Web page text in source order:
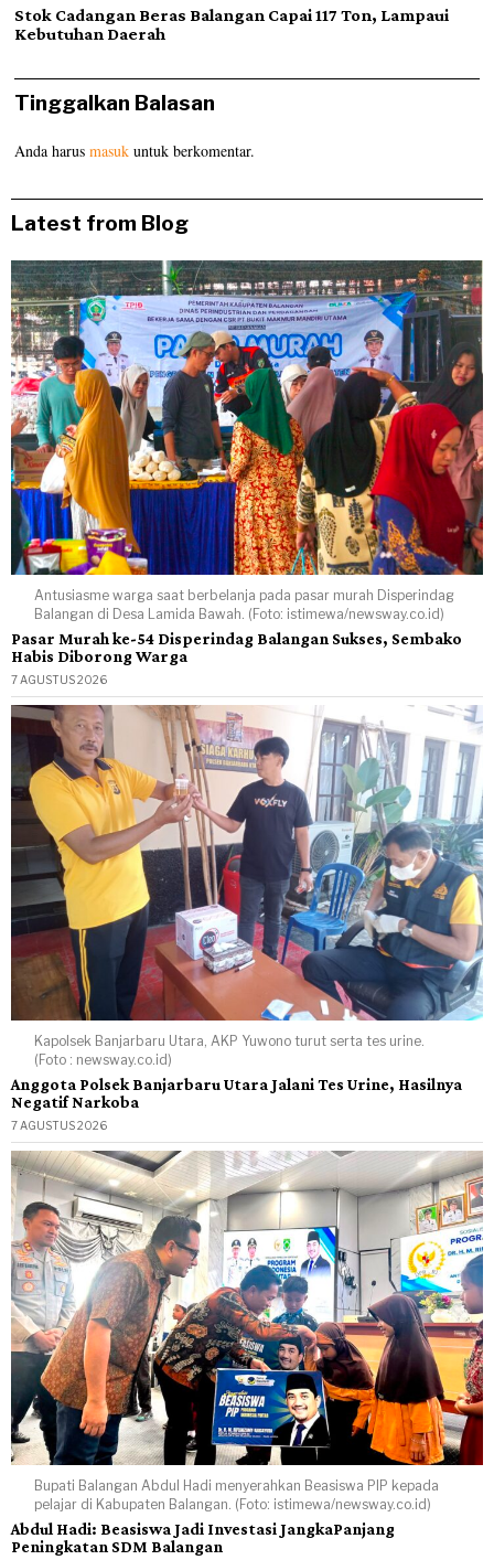
Stok Cadangan Beras Balangan Capai 117 Ton, Lampaui
Kebutuhan Daerah
Tinggalkan Balasan
Anda harusmasuk untuk berkomentar.
Latest from Blog
Antusiasme warga saat berbelanja pada pasar murah Disperindag
Balangan di Desa Lamida Bawah. (Foto: istimewa/newsway.co.id)
Pasar Murah ke-54 Disperindag Balangan Sukses, Sembako
Habis Diborong Warga
7 AGUSTUS 2026
Kapolsek Banjarbaru Utara, AKP Yuwono turut serta tes urine.
(Foto : newsway.co.id)
Anggota Polsek Banjarbaru Utara Jalani Tes Urine, Hasilnya
Negatif Narkoba
7 AGUSTUS 2026
Bupati Balangan Abdul Hadi menyerahkan Beasiswa PIP kepada
pelajar di Kabupaten Balangan. (Foto: istimewa/newsway.co.id)
Abdul Hadi: Beasiswa Jadi Investasi JangkaPanjang
Peningkatan SDM Balangan